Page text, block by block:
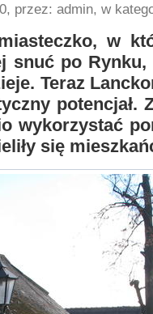
przez: admin, w
w
snuć po Rynku,
Teraz
potencjał.
wykorzystać
się